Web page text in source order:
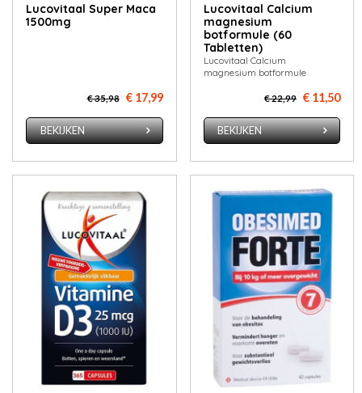
Lucovitaal Super Maca
1500mg
€ 35,98 € 17,99
BEKIJKEN
Lucovitaal Calcium
magnesium
botformule (60
Tabletten)
Lucovitaal Calcium
magnesium botformule
€ 22,99 € 11,50
BEKIJKEN